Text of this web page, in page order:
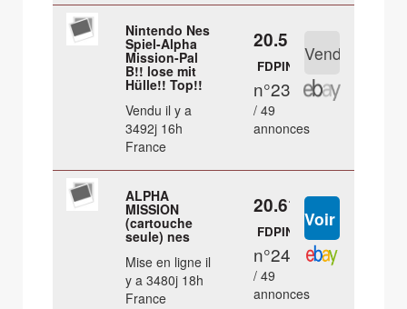
Nintendo Nes
Spiel-Alpha
Mission-Pal
B!! lose mit
Hülle!! Top!!
Vendu il y a
3492j 16h
France
20.5 €
FDPIN
n°23
/ 49
annonces
ALPHA
MISSION
(cartouche
seule) nes
Mise en ligne il
y a 3480j 18h
France
20.61 €
FDPIN
n°24
/ 49
annonces